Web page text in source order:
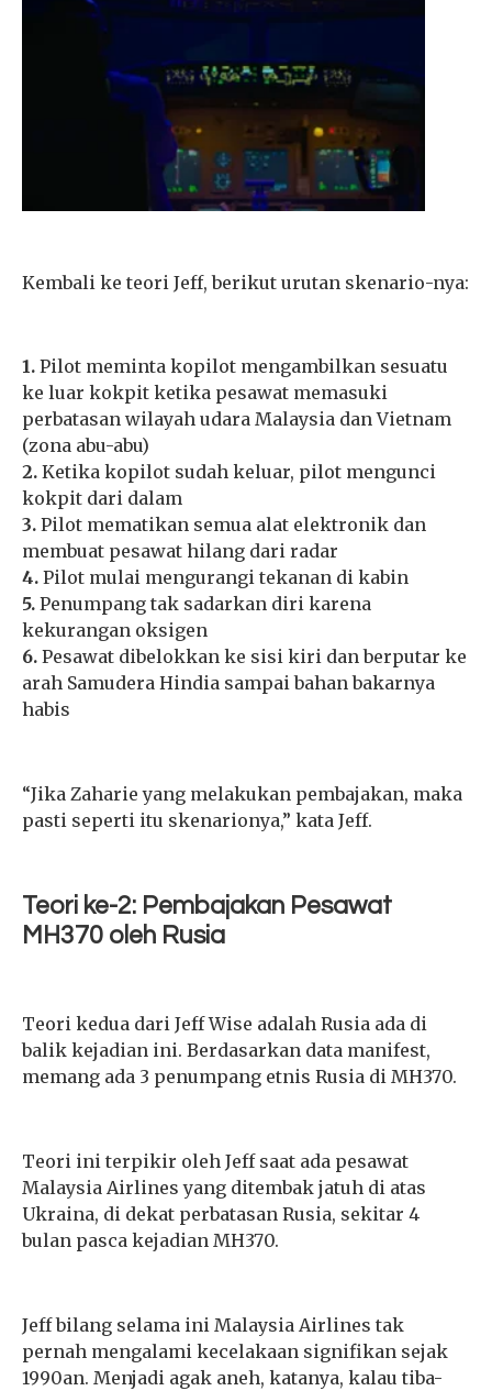
Kembali ke teori Jeff, berikut urutan skenario-nya:
1. Pilot meminta kopilot mengambilkan sesuatu
ke luar kokpit ketika pesawat memasuki
perbatasan wilayah udara Malaysia dan Vietnam
(zona abu-abu)
2. Ketika kopilot sudah keluar, pilot mengunci
kokpit dari dalam
3. Pilot mematikan semua alat elektronik dan
membuat pesawat hilang dari radar
4. Pilot mulai mengurangi tekanan di kabin
5. Penumpang tak sadarkan diri karena
kekurangan oksigen
6. Pesawat dibelokkan ke sisi kiri dan berputar ke
arah Samudera Hindia sampai bahan bakarnya
habis
“Jika Zaharie yang melakukan pembajakan, maka
pasti seperti itu skenarionya,” kata Jeff.
Teori ke-2: Pembajakan Pesawat
MH370 oleh Rusia
Teori kedua dari Jeff Wise adalah Rusia ada di
balik kejadian ini. Berdasarkan data manifest,
memang ada 3 penumpang etnis Rusia di MH370.
Teori ini terpikir oleh Jeff saat ada pesawat
Malaysia Airlines yang ditembak jatuh di atas
Ukraina, di dekat perbatasan Rusia, sekitar 4
bulan pasca kejadian MH370.
Jeff bilang selama ini Malaysia Airlines tak
pernah mengalami kecelakaan signifikan sejak
1990an. Menjadi agak aneh, katanya, kalau tiba-